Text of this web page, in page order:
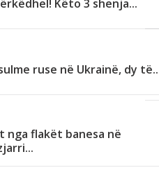
Këto 3 shenja...
ruse në Ukrainë, dy
nga flakët banesa në